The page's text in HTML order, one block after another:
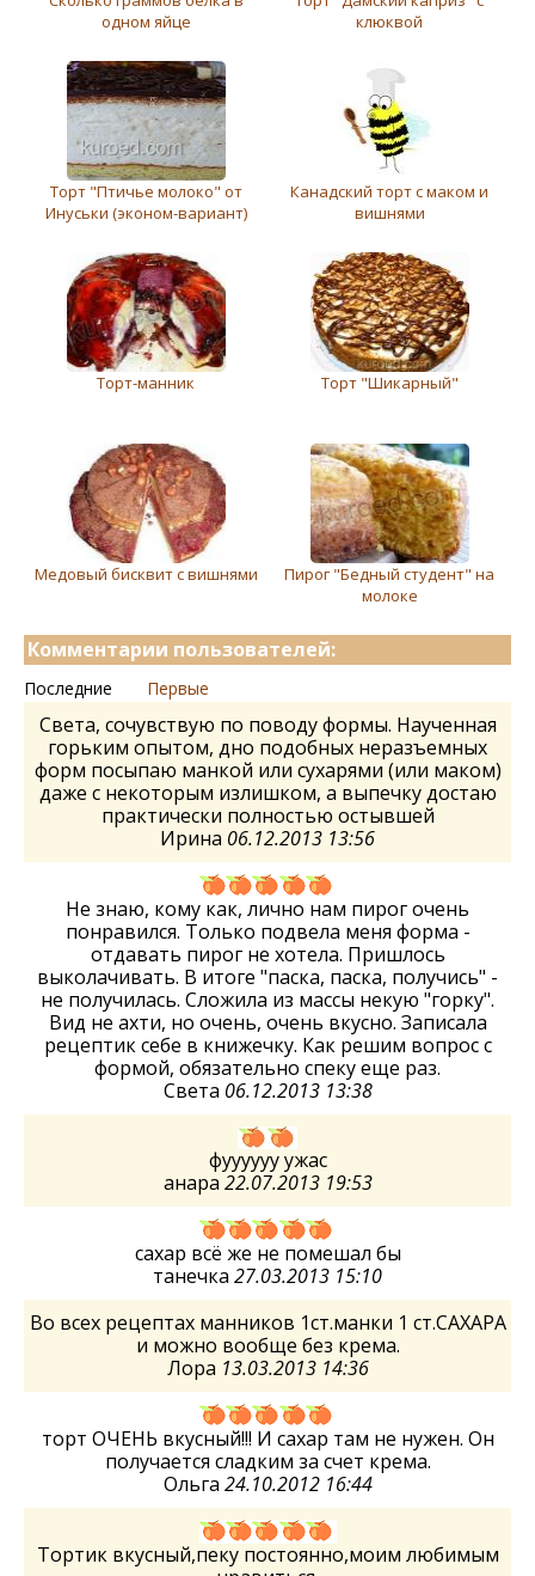
одном яйце
клюквой
Торт "Птичье молоко" от
Инуськи (эконом-вариант)
Канадский торт с маком и
вишнями
Торт-манник Торт "Шикарный"
Медовый бисквит с вишнями
Пирог "Бедный студент" на
молоке
Комментарии пользователей:
Последние Первые
Света, сочувствую по поводу формы. Наученная
горьким опытом, дно подобных неразъемных
форм посыпаю манкой или сухарями (или маком)
даже с некоторым излишком, а выпечку достаю
практически полностью остывшей
Ирина 06.12.2013 13:56
Не знаю, кому как, лично нам пирог очень
понравился. Только подвела меня форма -
отдавать пирог не хотела. Пришлось
выколачивать. В итоге "паска, паска, получись" -
не получилась. Сложила из массы некую "горку".
Вид не ахти, но очень, очень вкусно. Записала
рецептик себе в книжечку. Как решим вопрос с
формой, обязательно спеку еще раз.
Света 06.12.2013 13:38
фуууууу ужас
анара 22.07.2013 19:53
сахар всё же не помешал бы
танечка 27.03.2013 15:10
Во всех рецептах манников 1ст.манки 1 ст.САХАРА
и можно вообще без крема.
Лора 13.03.2013 14:36
торт ОЧЕНЬ вкусный!!! И сахар там не нужен. Он
получается сладким за счет крема.
Ольга 24.10.2012 16:44
Тортик вкусный,пеку постоянно,моим любимым